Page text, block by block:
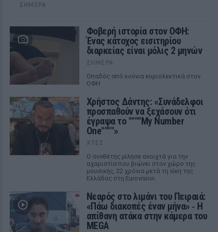
ΣΉΜΕΡΑ
Φοβερή ιστορία στον ΟΦΗ:
Ένας κάτοχος εισιτηρίου
διαρκείας είναι μόλις 2 μηνών
ΣΉΜΕΡΑ
Οπαδός από κούνια κυριολεκτικά στον
ΟΦΗ
Χρήστος Δάντης: «Συνάδελφοι
προσπαθούν να ξεχάσουν ότι
έγραψα το """"My Number
One""""»
ΧΤΕΣ
Ο συνθέτης μίλησε ανοιχτά για την
αχαριστία που βιώνει στον χώρο της
μουσικής, 22 χρόνια μετά τη νίκη της
Ελλάδας στη Eurovision.
Νεαρός στο λιμάνι του Πειραιά:
«Πάω διακοπές έναν μήνα» ‑ Η
απίθανη ατάκα στην κάμερα του
MEGA